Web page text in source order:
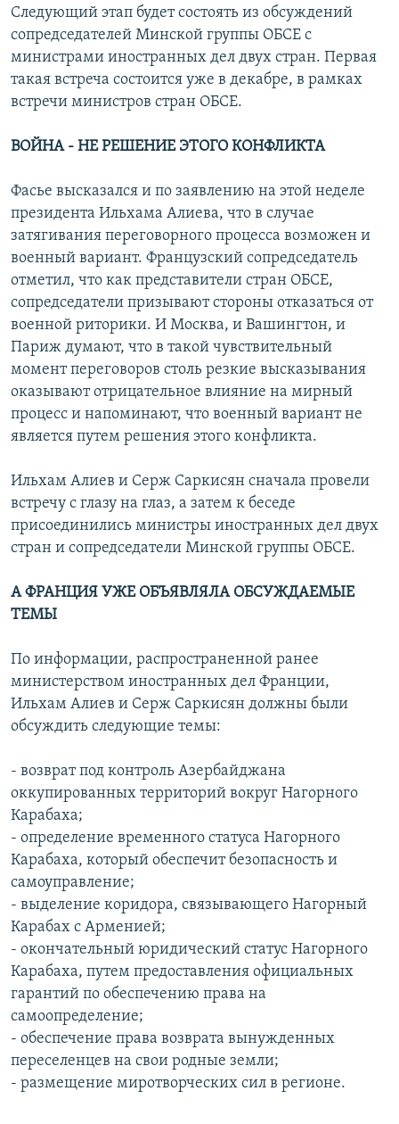
Следующий этап будет состоять из обсуждений
сопредседателей Минской группы ОБСЕ с
министрами иностранных дел двух стран. Первая
такая встреча состоится уже в декабре, в рамках
встречи министров стран ОБСЕ.
ВОЙНА - НЕ РЕШЕНИЕ ЭТОГО КОНФЛИКТА
Фасье высказался и по заявлению на этой неделе
президента Ильхама Алиева, что в случае
затягивания переговорного процесса возможен и
военный вариант. Французский сопредседатель
отметил, что как представители стран ОБСЕ,
сопредседатели призывают стороны отказаться от
военной риторики. И Москва, и Вашингтон, и
Париж думают, что в такой чувствительный
момент переговоров столь резкие высказывания
оказывают отрицательное влияние на мирный
процесс и напоминают, что военный вариант не
является путем решения этого конфликта.
Ильхам Алиев и Серж Саркисян сначала провели
встречу с глазу на глаз, а затем к беседе
присоединились министры иностранных дел двух
стран и сопредседатели Минской группы ОБСЕ.
А ФРАНЦИЯ УЖЕ ОБЪЯВЛЯЛА ОБСУЖДАЕМЫЕ
ТЕМЫ
По информации, распространенной ранее
министерством иностранных дел Франции,
Ильхам Алиев и Серж Саркисян должны были
обсуждить следующие темы:
- возврат под контроль Азербайджана
оккупированных территорий вокруг Нагорного
Карабаха;
- определение временного статуса Нагорного
Карабаха, который обеспечит безопасность и
самоуправление;
- выделение коридора, связывающего Нагорный
Карабах с Арменией;
- окончательный юридический статус Нагорного
Карабаха, путем предоставления официальных
гарантий по обеспечению права на
самоопределение;
- обеспечение права возврата вынужденных
переселенцев на свои родные земли;
- размещение миротворческих сил в регионе.